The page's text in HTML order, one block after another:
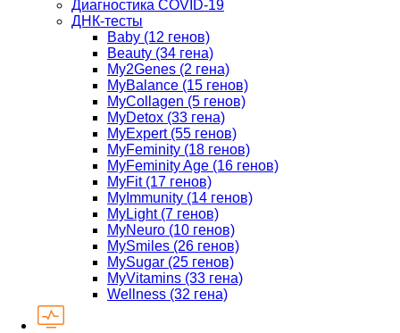
Диагностика COVID-19
ДНК-тесты
Baby (12 генов)
Beauty (34 гена)
My2Genes (2 гена)
MyBalance (15 генов)
MyCollagen (5 генов)
MyDetox (33 гена)
MyExpert (55 генов)
MyFeminity (18 генов)
MyFeminity Age (16 генов)
MyFit (17 генов)
MyImmunity (14 генов)
MyLight (7 генов)
MyNeuro (10 генов)
MySmiles (26 генов)
MySugar (25 генов)
MyVitamins (33 гена)
Wellness (32 гена)